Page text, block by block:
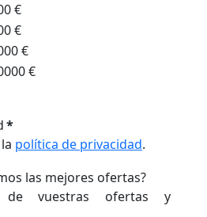
€
€
€
€
*
política de privacidad.
las mejores ofertas?
de vuestras ofertas y